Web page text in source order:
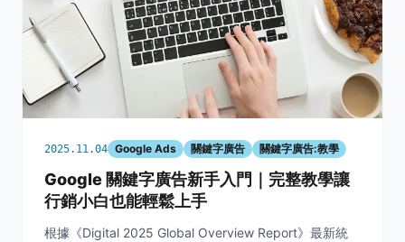
2025.11.04 Google Ads 關鍵字廣告 關鍵字廣告:教學
Google 關鍵字廣告新手入門｜完整教學讓
行銷小白也能輕鬆上手
根據《Digital 2025 Global Overview Report》最新統